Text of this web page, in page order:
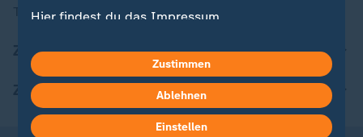
Themen im Überblick
ZDFheute Update
ZDFheute Apps
Hier findest du das Impressum.
Datenschutzerklärung.
Zustimmen
Ablehnen
Einstellen